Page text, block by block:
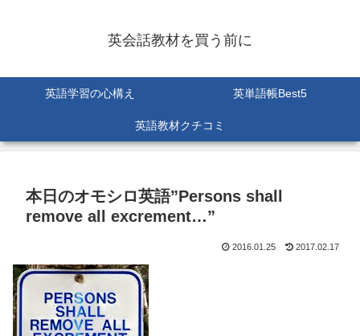
英会話教材を買う前に
英語学習の心構え 英単語帳Best5
英語教材クチコミ
本日のオモシロ英語”Persons shall
remove all excrement…”
2016.01.25 2017.02.17